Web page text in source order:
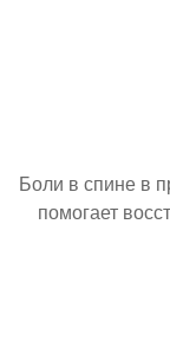
Боли в спине в
помогает